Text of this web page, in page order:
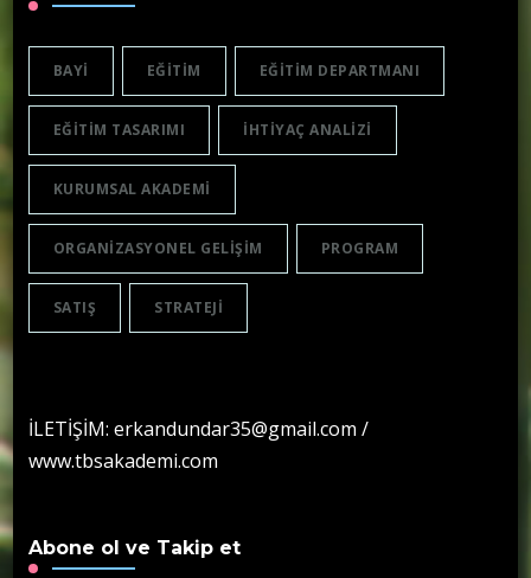
BAYI EĞITIM EĞITIM DEPARTMANI
EĞITIM TASARIMI IHTIYAÇ ANALIZI
KURUMSAL AKADEMI
ORGANIZASYONEL GELIŞIM PROGRAM
SATIŞ STRATEJI
İLETİŞİM: erkandundar35@gmail.com /
www.tbsakademi.com
Abone ol ve Takip et